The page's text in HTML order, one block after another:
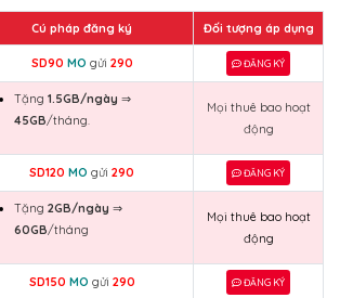
Cú pháp đăng ký Đối tượng áp dụng
SD90 MO gửi 290 ĐĂNG KÝ
Tặng 1.5GB/ngày ⇒
45GB/tháng.
Mọi thuê bao hoạt
động
SD120 MO gửi 290 ĐĂNG KÝ
Tặng 2GB/ngày ⇒
60GB/tháng
Mọi thuê bao hoạt
động
SD150 MO gửi 290 ĐĂNG KÝ